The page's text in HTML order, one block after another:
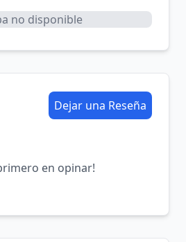
no disponible
Dejar una Reseña
en opinar!